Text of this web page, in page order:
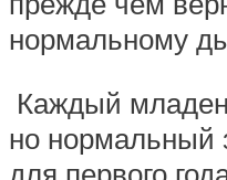
нормальному
Каждый
но нормальный